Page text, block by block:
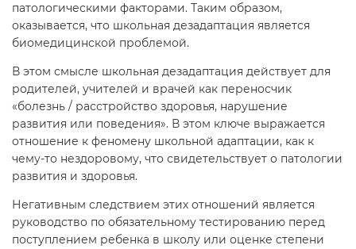
патологическими факторами. Таким образом,
оказывается, что школьная дезадаптация является
биомедицинской проблемой.
В этом смысле школьная дезадаптация действует для
родителей, учителей и врачей как переносчик
«болезнь / расстройство здоровья, нарушение
развития или поведения». В этом ключе выражается
отношение к феномену школьной адаптации, как к
чему-то нездоровому, что свидетельствует о патологии
развития и здоровья.
Негативным следствием этих отношений является
руководство по обязательному тестированию перед
поступлением ребенка в школу или оценке степени